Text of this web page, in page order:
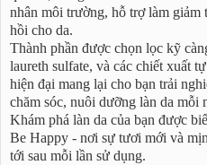
nhân môi trường, hỗ trợ làm giảm
hồi cho da.
Thành phần được chọn lọc kỹ
laureth sulfate, và các chiết xuất
hiện đại mang lại cho bạn trải
chăm sóc, nuôi dưỡng làn da mỗi
Khám phá làn da của bạn được
Be Happy - nơi sự tươi mới và
tới sau mỗi lần sử dụng.